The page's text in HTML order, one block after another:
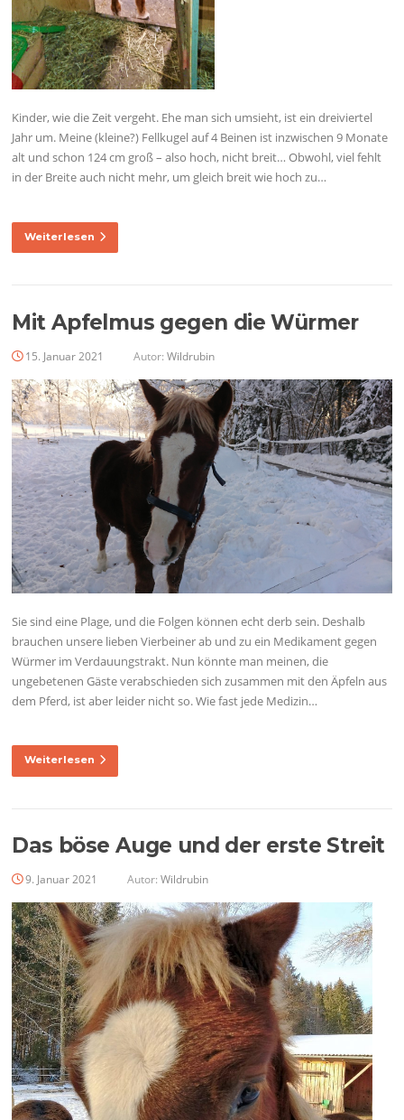
Kinder, wie die Zeit vergeht. Ehe man sich umsieht, ist ein dreiviertel
Jahr um. Meine (kleine?) Fellkugel auf 4 Beinen ist inzwischen 9 Monate
alt und schon 124 cm groß – also hoch, nicht breit… Obwohl, viel fehlt
in der Breite auch nicht mehr, um gleich breit wie hoch zu…
Weiterlesen
Mit Apfelmus gegen die Würmer
15. Januar 2021 Autor:Wildrubin
Sie sind eine Plage, und die Folgen können echt derb sein. Deshalb
brauchen unsere lieben Vierbeiner ab und zu ein Medikament gegen
Würmer im Verdauungstrakt. Nun könnte man meinen, die
ungebetenen Gäste verabschieden sich zusammen mit den Äpfeln aus
dem Pferd, ist aber leider nicht so. Wie fast jede Medizin…
Weiterlesen
Das böse Auge und der erste Streit
9. Januar 2021 Autor:Wildrubin